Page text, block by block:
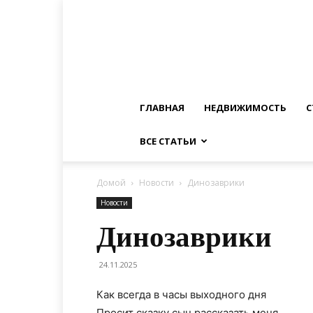
ГЛАВНАЯ НЕДВИЖИМОСТЬ
ВСЕ СТАТЬИ
Домой Новости Динозаврики
Новости
Динозаврики
24.11.2025
Как всегда в часы выходного дня